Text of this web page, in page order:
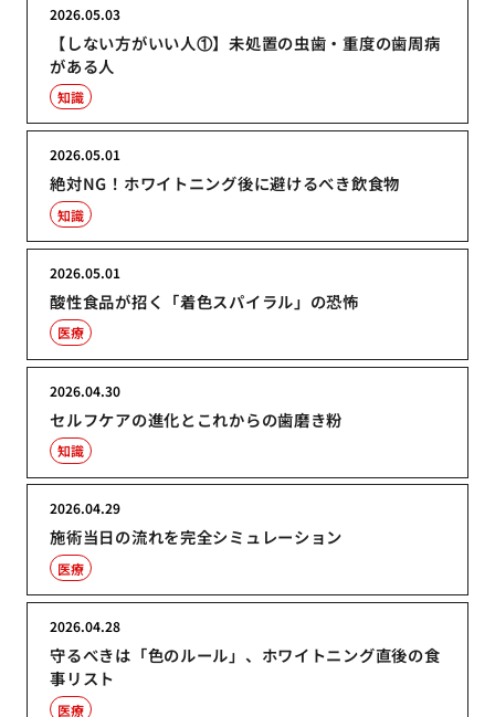
【しない方がいい人①】未処置の虫歯・重度の歯周病
がある人
2026.05.03
知識
絶対NG！ホワイトニング後に避けるべき飲食物
2026.05.01
知識
酸性食品が招く「着色スパイラル」の恐怖
2026.05.01
医療
セルフケアの進化とこれからの歯磨き粉
2026.04.30
知識
施術当日の流れを完全シミュレーション
2026.04.29
医療
守るべきは「色のルール」、ホワイトニング直後の食
事リスト
2026.04.28
医療